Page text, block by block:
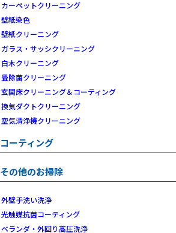
カーペットクリーニング
壁紙染色
壁紙クリーニング
ガラス・サッシクリーニング
白木クリーニング
畳除菌クリーニング
玄関床クリーニング＆コーティング
換気ダクトクリーニング
空気清浄機クリーニング
コーティング
その他のお掃除
外壁手洗い洗浄
光触媒抗菌コーティング
ベランダ・外回り高圧洗浄